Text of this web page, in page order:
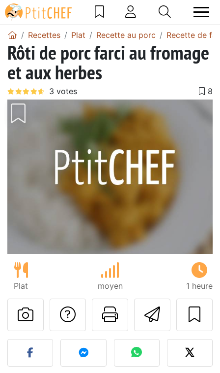
Recettes Plat Recette au porc Recette de
Rôti de porc farci au fromage
et aux herbes
Plat moyen 1 heure
Imprimer
Poser une
Publier votre photo de